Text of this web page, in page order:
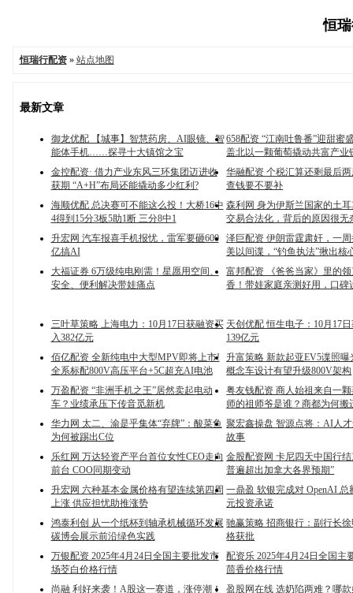
恒
恒瑞行配资» 站点地图
最新文章
御龙优配 【城事】智慧药房、AI眼镜、智
能体手机……探寻十大镇馆之宝
658配资 “江南吐鲁番”迎甜蜜
盖北以一颗葡萄撬动共富产业
金控配资· 借力产业东风三环集团迈进收
获期 “A+H”布局还能撬动多少红利?
华融配资 个税汇算还剩最后
查钱要不要补
海顺优配 总决赛可不能这么投！大桥16中
4得到15分3板5助1断 三分8中1
森利网 身为伊斯兰国家的土
交易合法化，背后的原因很无
升宏网 汽车报喜手机报忧，雷军要砸600
亿搞AI
泽巨配资 伊朗雷霆肃奸，一
美以间谍，“钓鱼执法”揪出核
大福证券 6万级纯电刚需！星愿用空间、
安全、便利解决带娃痛点
富邦配资 《爸爸当家》里的领
香！带娃家庭亲测好用，口碑
三叶草策略 上海电力：10月17日获融资买
入382亿元
天创优配 恒生电子：10月17
139亿元
佰亿配资 全新纯电中大型MPV即将上市!
全系标配800V高压平台+5C超充AI电池
升富策略 新款起亚EV5谍照曝
概念车设计有望升级800V架构
万盈配资 “非洲手机之王”居然卖起电动
车？业绩承压下传音觅新机
粤友钱配资 商人始祖来自一
师的祖师爷是谁？商都为何搬
华力网 太二、渝是乎集体“弃牌”：酸菜鱼
为何被踢出C位
聚宏鑫操盘 智源点将：AI人
故事
乐红网 万达轻资产平台首位女性CEO走向
前台 COO同期变动
金股配资网 卡尼四天中国行
普遍超出加拿大各界预期”
升宏网 六种基本金属价格有望连续第四周
上涨 供应担忧助推涨势
一鼎盈 软银完成对 OpenAI 总
元投资承诺
鸿泰利创 从一个纸杯到轴承机械循环发展
碳博会展示前沿绿色实践
驰赢策略 招商银行：副行长
格获批
万银配资 2025年4月24日全国主要批发市
场茭白价格行情
配资乐 2025年4月24日全国主
茴香价格行情
尚融 利好来袭！A股这一赛道，涨停潮！
盈股网在线 选奶陷两难？哪